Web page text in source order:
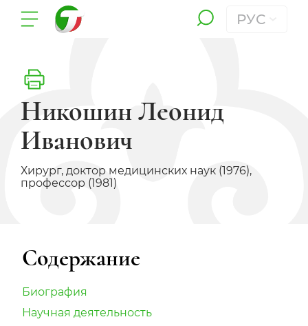
РУС
Никошин Леонид
Иванович
Хирург, доктор медицинских наук (1976),
профессор (1981)
Содержание
Биография
Научная деятельность